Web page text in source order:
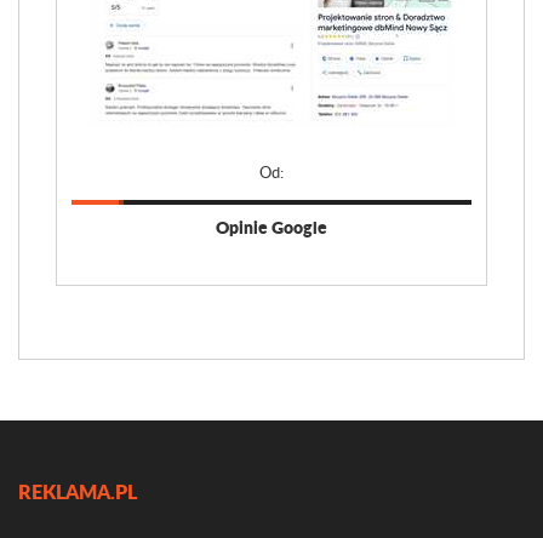
Od:
Opinie Google
REKLAMA.PL